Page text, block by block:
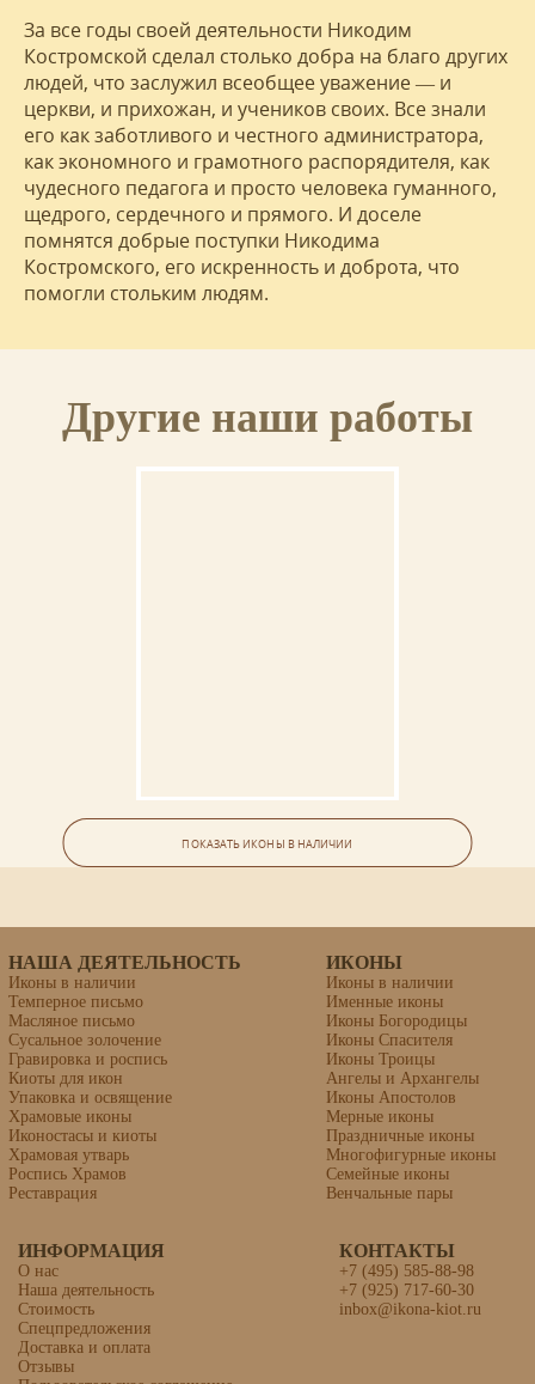
За все годы своей деятельности Никодим
Костромской сделал столько добра на благо других
людей, что заслужил всеобщее уважение — и
церкви, и прихожан, и учеников своих. Все знали
его как заботливого и честного администратора,
как экономного и грамотного распорядителя, как
чудесного педагога и просто человека гуманного,
щедрого, сердечного и прямого. И доселе
помнятся добрые поступки Никодима
Костромского, его искренность и доброта, что
помогли стольким людям.
Другие наши работы
Семейная икона (4 фигуры)
Икона «Седмиезерная Божия
липовая доска, левкас, темпера, золочение
ПОКАЗАТЬ ИКОНЫ В НАЛИЧИИ
НАША ДЕЯТЕЛЬНОСТЬ
Иконы в наличии
Темперное письмо
Масляное письмо
Сусальное золочение
Гравировка и роспись
Киоты для икон
Упаковка и освящение
Храмовые иконы
Иконостасы и киоты
Храмовая утварь
Роспись Храмов
Реставрация
ИКОНЫ
Иконы в наличии
Именные иконы
Иконы Богородицы
Иконы Спасителя
Иконы Троицы
Ангелы и Архангелы
Иконы Апостолов
Мерные иконы
Праздничные иконы
Многофигурные иконы
Семейные иконы
Венчальные пары
ИНФОРМАЦИЯ
О нас
Наша деятельность
Стоимость
Спецпредложения
Доставка и оплата
Отзывы
КОНТАКТЫ
+7 (495) 585-88-98
+7 (925) 717-60-30
inbox@ikona-kiot.ru